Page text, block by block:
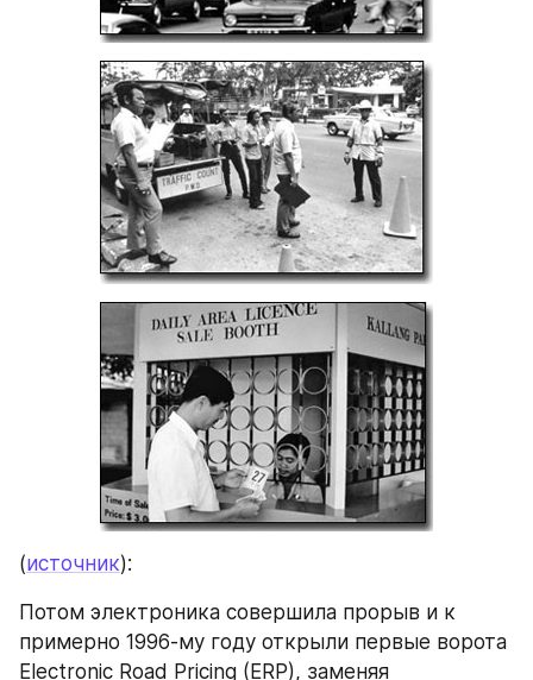
(источник):
Потом электроника совершила прорыв и к
примерно 1996-му году открыли первые ворота
Electronic Road Pricing (ERP), заменяя